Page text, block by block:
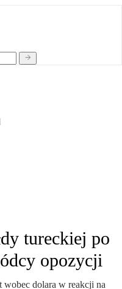
tureckiej po
opozycji
wobec dolara w reakcji na